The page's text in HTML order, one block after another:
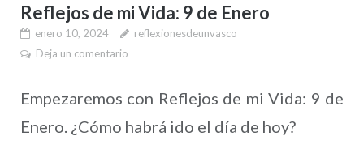
Reflejos de mi Vida: 9 de Enero
enero 10, 2024
reflexionesdeunvasco
Deja un comentario
Empezaremos con Reflejos de mi Vida: 9 de
Enero. ¿Cómo habrá ido el día de hoy?